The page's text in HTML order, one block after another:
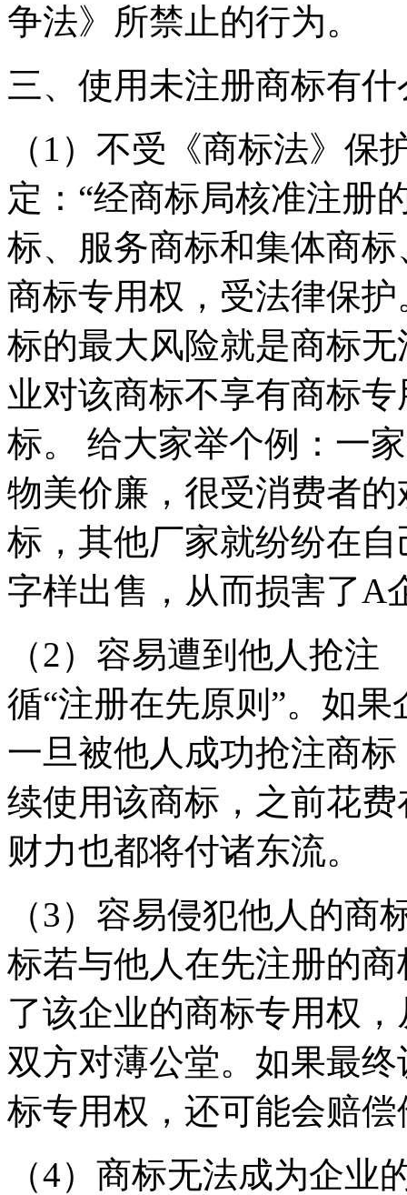
争法》所禁止的行为。
三、使用未注册商标有
（1）不受《商标法》
定：“经商标局核准注册
标、服务商标和集体商
商标专用权，受法律保
标的最大风险就是商标
业对该商标不享有商标
标。 给大家举个例：一
物美价廉，很受消费者
标，其他厂家就纷纷在
字样出售，从而损害了A
（2）容易遭到他人抢
循“注册在先原则”。如
一旦被他人成功抢注商
续使用该商标，之前花
财力也都将付诸东流。
（3）容易侵犯他人的
标若与他人在先注册的
了该企业的商标专用权
双方对薄公堂。如果最
标专用权，还可能会赔
（4）商标无法成为企